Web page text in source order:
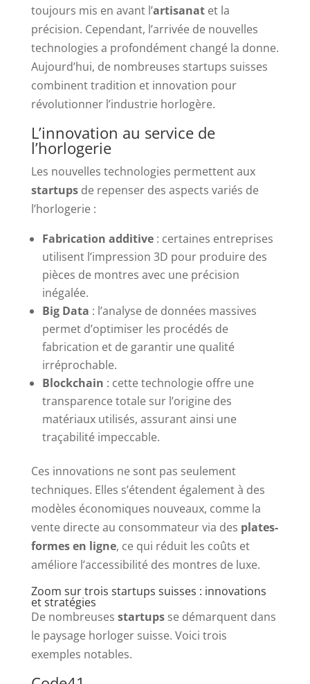
toujours mis en avant l’artisanatet la
précision. Cependant, l’arrivée de nouvelles
technologies a profondément changé la donne.
Aujourd’hui, de nombreuses startups suisses
combinent tradition et innovation pour
révolutionner l’industrie horlogère.
L’innovation au service de
l’horlogerie
Les nouvelles technologies permettent aux
startupsde repenser des aspects variés de
l’horlogerie :
Fabrication additive: certaines entreprises
utilisent l’impression 3D pour produire des
pièces de montres avec une précision
inégalée.
Big Data : l’analyse de données massives
permet d’optimiser les procédés de
fabrication et de garantir une qualité
irréprochable.
Blockchain : cette technologie offre une
transparence totale sur l’origine des
matériaux utilisés, assurant ainsi une
traçabilité impeccable.
Ces innovations ne sont pas seulement
techniques. Elles s’étendent également à des
modèles économiques nouveaux, comme la
vente directe au consommateur via des plates-
formes en ligne, ce qui réduit les coûts et
améliore l’accessibilité des montres de luxe.
Zoom sur trois startups suisses : innovations
et stratégies
De nombreuses startupsse démarquent dans
le paysage horloger suisse. Voici trois
exemples notables.